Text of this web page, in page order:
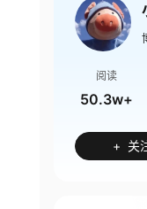
阅读
50.3w+
+ 关